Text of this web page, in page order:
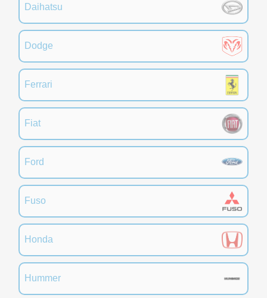
Daihatsu
Dodge
Ferrari
Fiat
Ford
Fuso
Honda
Hummer